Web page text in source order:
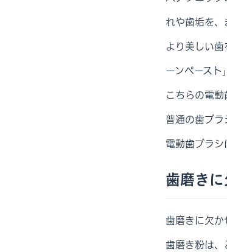
れや歯垢を、
より美しい
ーンペースト
こちらの電
普通の歯ブ
電動歯ブラシ
歯磨き
歯磨きに欠か
歯磨き粉は、